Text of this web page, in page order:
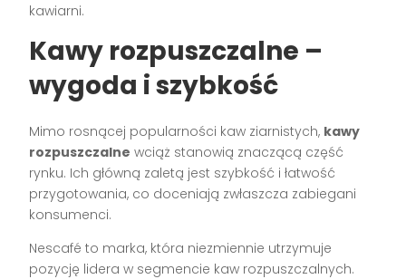
kawiarni.
Kawy rozpuszczalne –
wygoda i szybkość
Mimo rosnącej popularności kaw ziarnistych, kawy
rozpuszczalne wciąż stanowią znaczącą część
rynku. Ich główną zaletą jest szybkość i łatwość
przygotowania, co doceniają zwłaszcza zabiegani
konsumenci.
Nescafé to marka, która niezmiennie utrzymuje
pozycję lidera w segmencie kaw rozpuszczalnych.